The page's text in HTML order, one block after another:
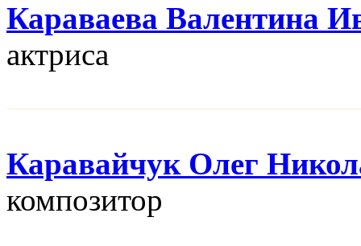
Караваева Валентина
актриса
Каравайчук Олег
композитор